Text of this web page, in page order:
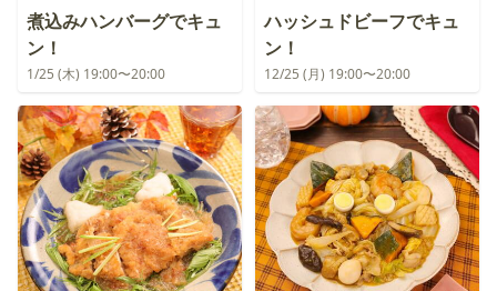
煮込みハンバーグでキュ
ン！
1/25 (木) 19:00〜20:00
ハッシュドビーフでキュ
ン！
12/25 (月) 19:00〜20:00